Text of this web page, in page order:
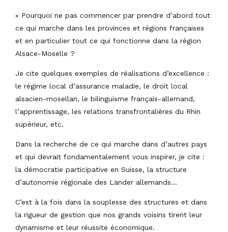
« Pourquoi ne pas commencer par prendre d’abord tout
ce qui marche dans les provinces et régions françaises
et en particulier tout ce qui fonctionne dans la région
Alsace-Moselle ?
Je cite quelques exemples de réalisations d’excellence :
le régime local d’assurance maladie, le droit local
alsacien-mosellan, le bilinguisme français-allemand,
l’apprentissage, les relations transfrontalières du Rhin
supérieur, etc.
Dans la recherche de ce qui marche dans d’autres pays
et qui devrait fondamentalement vous inspirer, je cite :
la démocratie participative en Suisse, la structure
d’autonomie régionale des Länder allemands…
C’est à la fois dans la souplesse des structures et dans
la rigueur de gestion que nos grands voisins tirent leur
dynamisme et leur réussite économique.